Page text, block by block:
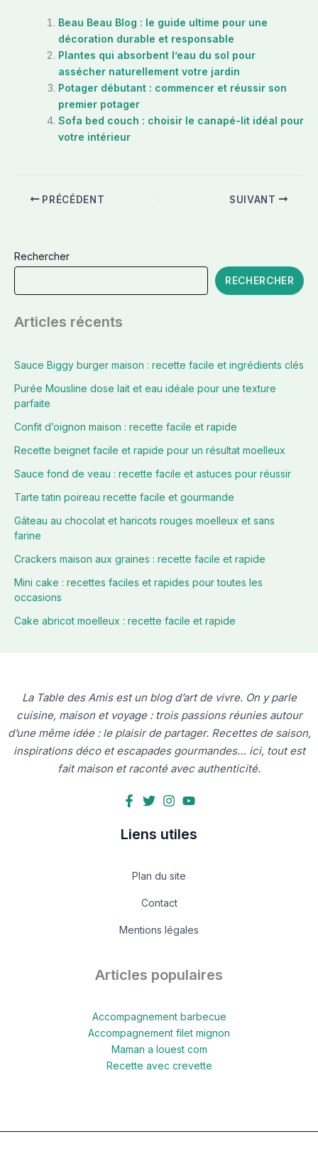
Beau Beau Blog : le guide ultime pour une
décoration durable et responsable
Plantes qui absorbent l’eau du sol pour
assécher naturellement votre jardin
Potager débutant : commencer et réussir son
premier potager
Sofa bed couch : choisir le canapé-lit idéal pour
votre intérieur
PRÉCÉDENT SUIVANT
Rechercher
RECHERCHER
Articles récents
Sauce Biggy burger maison : recette facile et ingrédients clés
Purée Mousline dose lait et eau idéale pour une texture
parfaite
Confit d’oignon maison : recette facile et rapide
Recette beignet facile et rapide pour un résultat moelleux
Sauce fond de veau : recette facile et astuces pour réussir
Tarte tatin poireau recette facile et gourmande
Gâteau au chocolat et haricots rouges moelleux et sans
farine
Crackers maison aux graines : recette facile et rapide
Mini cake : recettes faciles et rapides pour toutes les
occasions
Cake abricot moelleux : recette facile et rapide
La Table des Amis est un blog d’art de vivre. On y parle
cuisine, maison et voyage : trois passions réunies autour
d’une même idée : le plaisir de partager. Recettes de saison,
inspirations déco et escapades gourmandes… ici, tout est
fait maison et raconté avec authenticité.
Liens utiles
Plan du site
Contact
Mentions légales
Articles populaires
Accompagnement barbecue
Accompagnement filet mignon
Maman a louest com
Recette avec crevette